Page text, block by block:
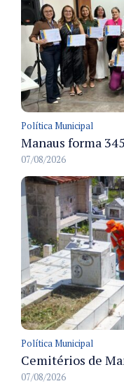
Política Municipal
07/08/2026
Política Municipal
07/08/2026